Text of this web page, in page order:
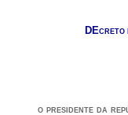
DECRETO
O PRESIDENTE DA